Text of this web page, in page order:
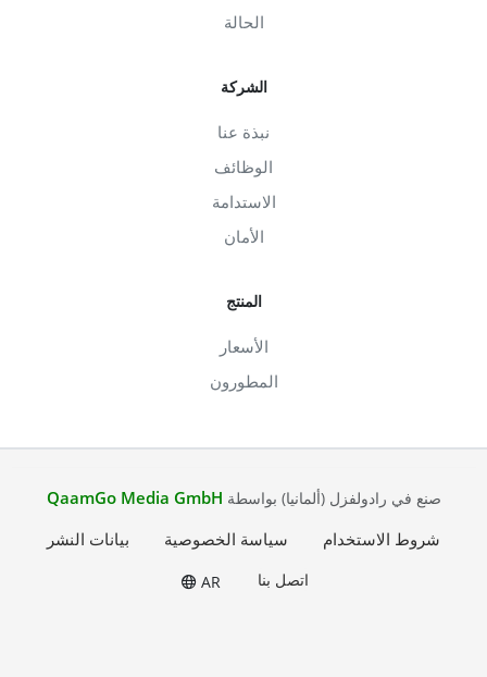
الحالة
الشركة
نبذة عنا
الوظائف
الاستدامة
الأمان
المنتج
الأسعار
المطورون
صنع في رادولفزل (ألمانيا) بواسطة QaamGo Media GmbH
شروط الاستخدام
سياسة الخصوصية بيانات النشر
اتصل بنا AR